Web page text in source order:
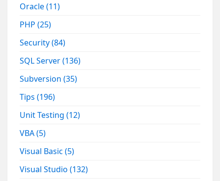
Oracle(11)
PHP(25)
Security(84)
SQL Server(136)
Subversion(35)
Tips(196)
Unit Testing(12)
VBA(5)
Visual Basic(5)
Visual Studio(132)